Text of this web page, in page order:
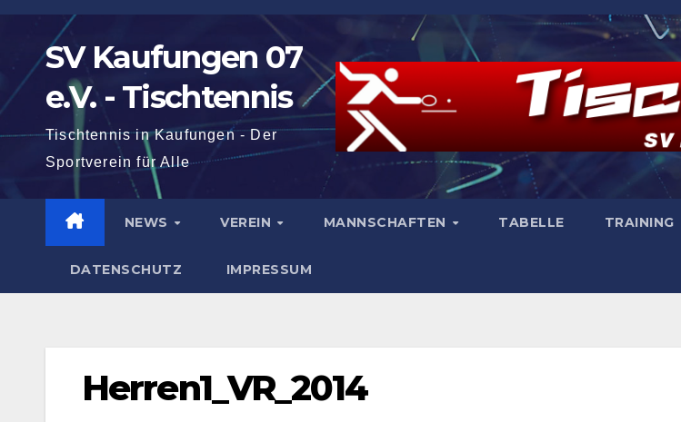
Zum
springenSV Kaufungen 07
e.V. - Tischtennis
Tischtennis in Kaufungen - Der
Sportverein für Alle
NEWS VEREIN MANNSCHAFTEN TABELLE TRAINING
DATENSCHUTZ IMPRESSUM
Herren1_VR_2014